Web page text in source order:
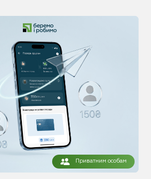
Приватним особам